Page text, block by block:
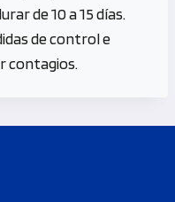
de 10 a 15 días.
de control e
contagios.